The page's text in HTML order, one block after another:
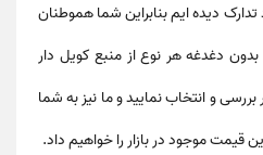
دیده ایم بنابراین شما هموطنان
بدون دغدغه هر نوع از منبع کویل دار
و انتخاب نمایید و ما نیز به شما
قیمت موجود در بازار را خواهیم داد.